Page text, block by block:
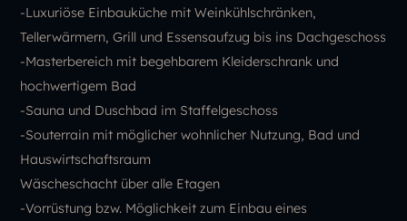
-Luxuriöse Einbauküche mit Weinkühlschränken,
Tellerwärmern, Grill und Essensaufzug bis ins Dachgeschoss
-Masterbereich mit begehbarem Kleiderschrank und
hochwertigem Bad
-Sauna und Duschbad im Staffelgeschoss
-Souterrain mit möglicher wohnlicher Nutzung, Bad und
Hauswirtschaftsraum
Wäscheschacht über alle Etagen
-Vorrüstung bzw. Möglichkeit zum Einbau eines